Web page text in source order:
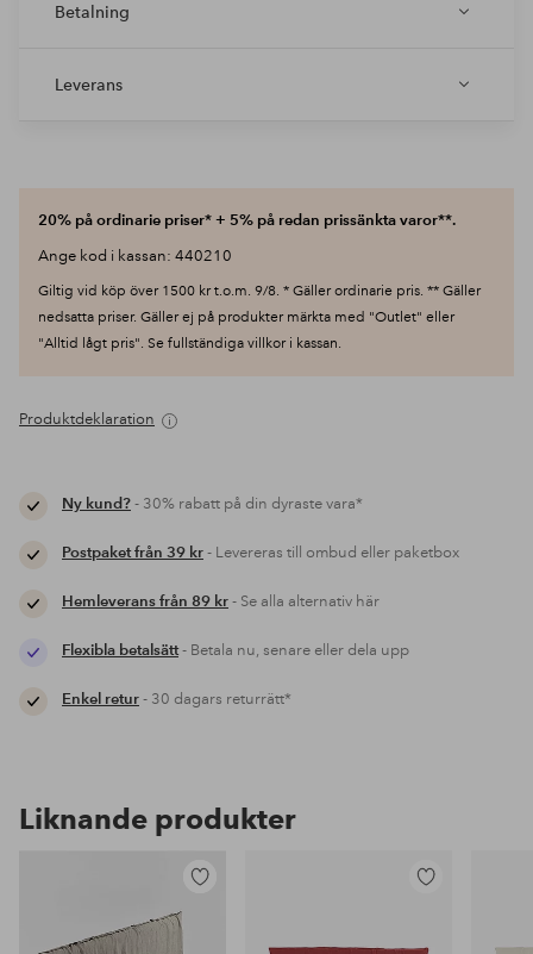
Betalning
Leverans
20% på ordinarie priser* + 5% på redan prissänkta varor**.
Ange kod i kassan: 440210
Giltig vid köp över 1500 kr t.o.m. 9/8. * Gäller ordinarie pris. ** Gäller
nedsatta priser. Gäller ej på produkter märkta med "Outlet" eller
"Alltid lågt pris". Se fullständiga villkor i kassan.
Produktdeklaration
Ny kund?- 30% rabatt på din dyraste vara*
Postpaket från 39 kr- Levereras till ombud eller paketbox
Hemleverans från 89 kr- Se alla alternativ här
Flexibla betalsätt- Betala nu, senare eller dela upp
Enkel retur- 30 dagars returrätt*
Liknande produkter
i